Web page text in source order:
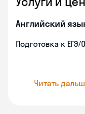
Английский
Подготовка к ЕГЭ/
Читать